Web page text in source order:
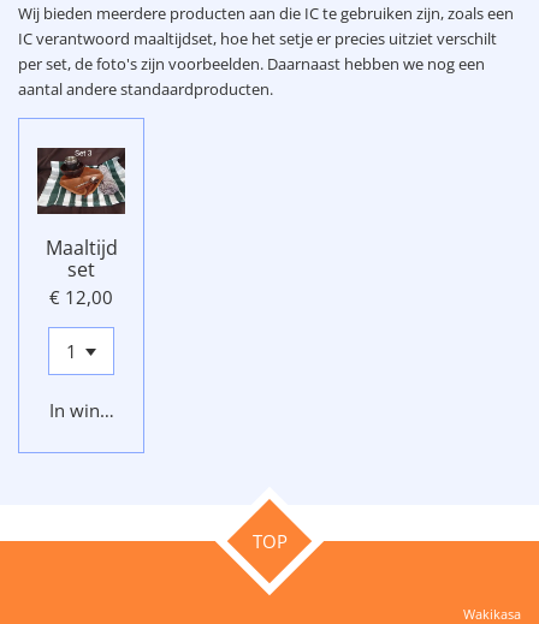
Wij bieden meerdere producten aan die IC te gebruiken zijn, zoals een
IC verantwoord maaltijdset, hoe het setje er precies uitziet verschilt
per set, de foto's zijn voorbeelden. Daarnaast hebben we nog een
aantal andere standaardproducten.
Maaltijd
set
€ 12,00
In winkelwagen
TOP
Wakikasa